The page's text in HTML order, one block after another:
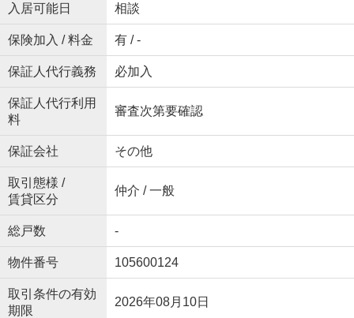
入居可能日 相談
保険加入 / 料金 有 / -
保証人代行義務 必加入
保証人代行利用
料
審査次第要確認
保証会社 その他
取引態様 /
賃貸区分
仲介 / 一般
総戸数 -
物件番号 105600124
取引条件の有効
期限
2026年08月10日